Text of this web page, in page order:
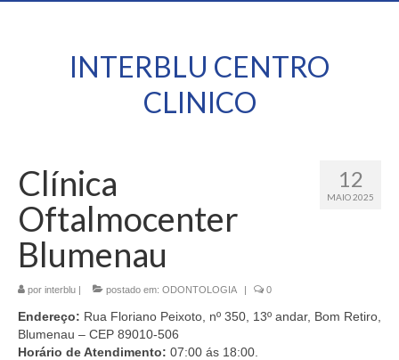
INTERBLU CENTRO
CLINICO
12
MAIO 2025
Clínica
Oftalmocenter
Blumenau
por interblu | postado em: ODONTOLOGIA | 0
Endereço: Rua Floriano Peixoto, nº 350, 13º andar, Bom Retiro,
Blumenau – CEP 89010-506
Horário de Atendimento: 07:00 ás 18:00.